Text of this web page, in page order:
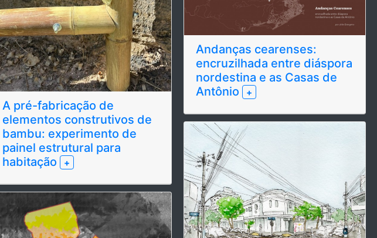
A pré-fabricação de
elementos construtivos de
bambu: experimento de
painel estrutural para
habitação
+
Andanças cearenses:
encruzilhada entre diáspora
nordestina e as Casas de
Antônio +